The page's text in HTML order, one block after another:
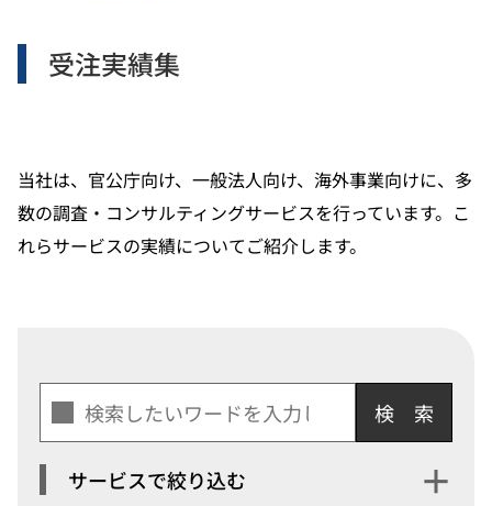
受注実績集
当社は、官公庁向け、一般法人向け、海外事業向けに、多
数の調査・コンサルティングサービスを行っています。こ
れらサービスの実績についてご紹介します。
検索
サービスで絞り込む ＋